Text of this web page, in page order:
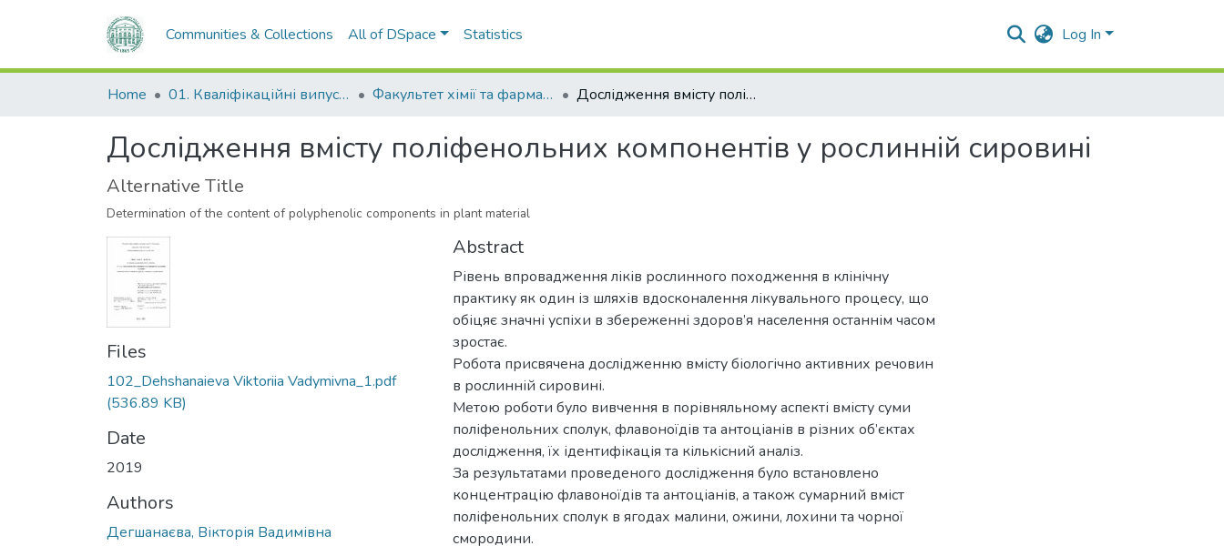
Communities & Collections All of DSpace Statistics Log In
Home 01. Кваліфікаційні випускні роботи здобувачів вищої освіти Факультет хімії та фармації Дослідження вмісту поліфенольних компонентів у рослинній сировині
Дослідження вмісту поліфенольних компонентів у рослинній сировині
Alternative Title
Determination of the content of polyphenolic components in plant material
Files
102_Dehshanaieva Viktoriia Vadymivna_1.pdf
(536.89 KB)
Date
2019
Authors
Дегшанаєва, Вікторія Вадимівна
Abstract
Рівень впровадження ліків рослинного походження в клінічну
практику як один із шляхів вдосконалення лікувального процесу, що
обіцяє значні успіхи в збереженні здоров’я населення останнім часом
зростає.
Робота присвячена дослідженню вмісту біологічно активних речовин
в рослинній сировині.
Метою роботи було вивчення в порівняльному аспекті вмісту суми
поліфенольних сполук, флавоноїдів та антоціанів в різних об’єктах
дослідження, їх ідентифікація та кількісний аналіз.
За результатами проведеного дослідження було встановлено
концентрацію флавоноїдів та антоціанів, а також сумарний вміст
поліфенольних сполук в ягодах малини, ожини, лохини та чорної
смородини.